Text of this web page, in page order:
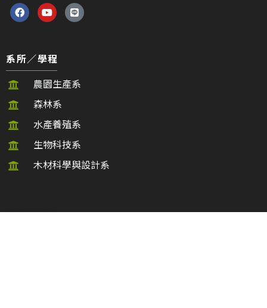
系所／學程
農園生產系
森林系
水產養殖系
生物科技系
木材科學與設計系
系所／學程